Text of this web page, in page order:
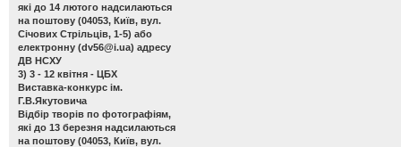
які до 14 лютого надсилаються
на поштову (04053, Київ, вул.
Січових Стрільців, 1-5) або
електронну (dv56@i.ua) адресу
ДВ НСХУ
3) 3 - 12 квітня - ЦБХ
Виставка-конкурс ім.
Г.В.Якутовича
Відбір творів по фотографіям,
які до 13 березня надсилаються
на поштову (04053, Київ, вул.